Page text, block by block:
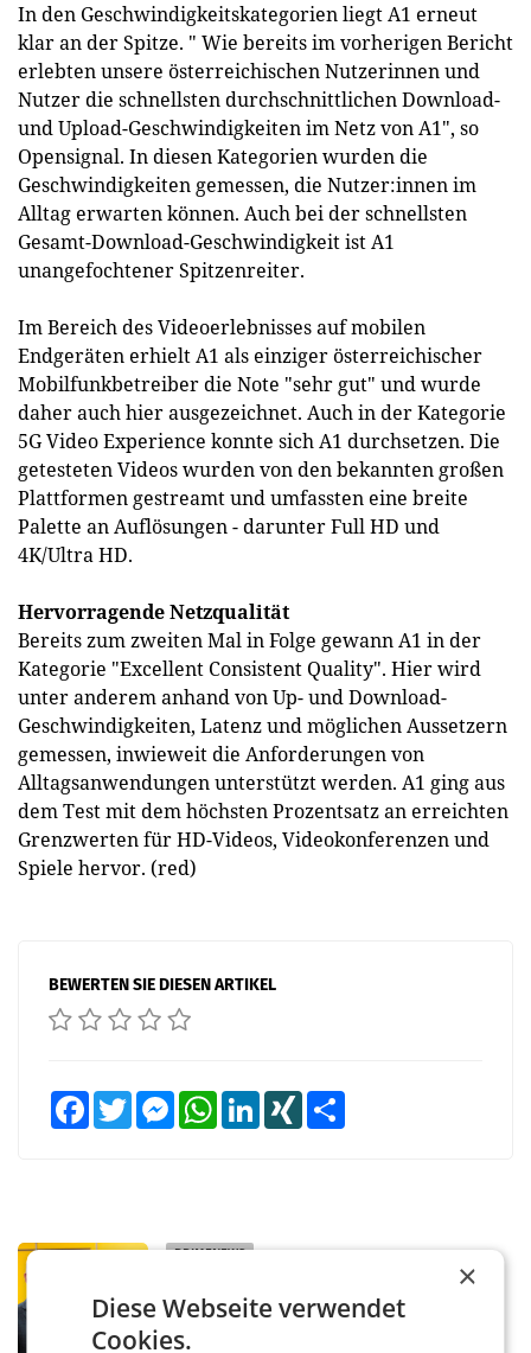
In den Geschwindigkeitskategorien liegt A1 erneut
klar an der Spitze. " Wie bereits im vorherigen Bericht
erlebten unsere österreichischen Nutzerinnen und
Nutzer die schnellsten durchschnittlichen Download-
und Upload-Geschwindigkeiten im Netz von A1", so
Opensignal. In diesen Kategorien wurden die
Geschwindigkeiten gemessen, die Nutzer:innen im
Alltag erwarten können. Auch bei der schnellsten
Gesamt-Download-Geschwindigkeit ist A1
unangefochtener Spitzenreiter.
Im Bereich des Videoerlebnisses auf mobilen
Endgeräten erhielt A1 als einziger österreichischer
Mobilfunkbetreiber die Note "sehr gut" und wurde
daher auch hier ausgezeichnet. Auch in der Kategorie
5G Video Experience konnte sich A1 durchsetzen. Die
getesteten Videos wurden von den bekannten großen
Plattformen gestreamt und umfassten eine breite
Palette an Auflösungen - darunter Full HD und
4K/Ultra HD.
Hervorragende Netzqualität
Bereits zum zweiten Mal in Folge gewann A1 in der
Kategorie "Excellent Consistent Quality". Hier wird
unter anderem anhand von Up- und Download-
Geschwindigkeiten, Latenz und möglichen Aussetzern
gemessen, inwieweit die Anforderungen von
Alltagsanwendungen unterstützt werden. A1 ging aus
dem Test mit dem höchsten Prozentsatz an erreichten
Grenzwerten für HD-Videos, Videokonferenzen und
Spiele hervor. (red)
BEWERTEN SIE DIESEN ARTIKEL
FacebookTwitter MessengerWhatsAppLinkedInXING
PRIMENEWS
Österreichische Post: Umsatzplus im
ersten Halbjahr trotz schwachem
Briefgeschäft
WIEN Die Österreichische Post AG hat im
×
Diese Webseite verwendet
Cookies.